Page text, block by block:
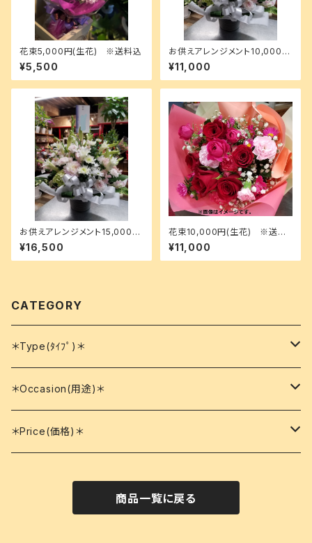
花束5,000円(生花) ※送料込
¥5,500
お供えアレンジメント10,000円
(生花) ※送料込
¥11,000
お供えアレンジメント15,000円
(生花) ※送料込
¥16,500
花束10,000円(生花) ※送料
込
¥11,000
CATEGORY
＊Type(ﾀｲﾌﾟ)＊
花束
アレンジメント
プリザーブドフラワー
＊Occasion(用途)＊
誕生日
＊Price(価格)＊
4000円～5000円
商品一覧に戻る